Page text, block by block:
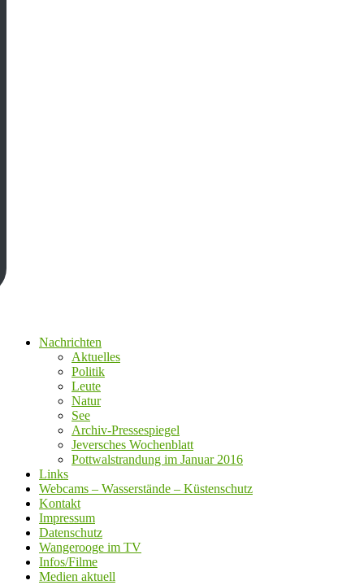
Nachrichten
Aktuelles
Politik
Leute
Natur
See
Archiv-Pressespiegel
Jeversches Wochenblatt
Pottwalstrandung im Januar 2016
Links
Webcams – Wasserstände – Küstenschutz
Kontakt
Impressum
Datenschutz
Wangerooge im TV
Infos/Filme
Medien aktuell